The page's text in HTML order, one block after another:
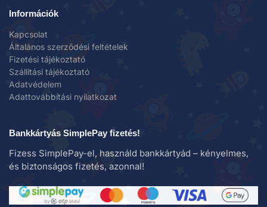
Információk
Kapcsolat
Általános szerződési feltételek
Fizetési tájékoztató
Szállítási tájékoztató
Adatvédelem
Adattovábbítási nyilatkozat
Bankkártyás SimplePay fizetés!
Fizess SimplePay-el, használd bankkártyád – kényelmes,
és biztonságos fizetés, azonnal!